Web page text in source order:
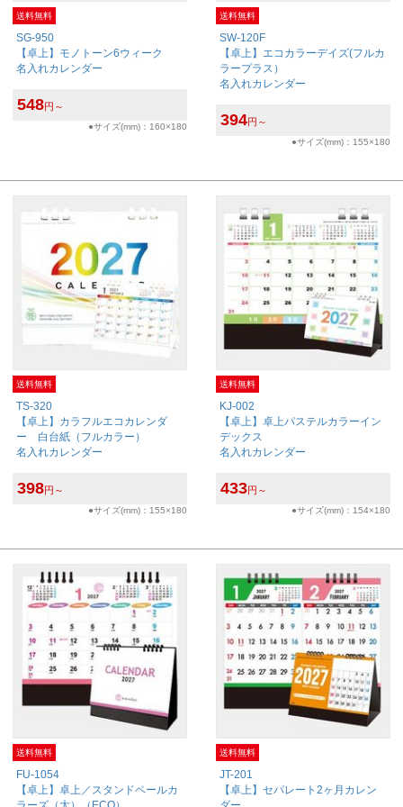
送料無料
SG-950
【卓上】モノトーン6ウィーク
名入れカレンダー
548円～
●サイズ(mm)：160×180
送料無料
SW-120F
【卓上】エコカラーデイズ(フルカ
ラープラス）
名入れカレンダー
394円～
●サイズ(mm)：155×180
送料無料
TS-320
【卓上】カラフルエコカレンダ
ー 白台紙（フルカラー）
名入れカレンダー
398円～
●サイズ(mm)：155×180
送料無料
KJ-002
【卓上】卓上パステルカラーイン
デックス
名入れカレンダー
433円～
●サイズ(mm)：154×180
送料無料
FU-1054
【卓上】卓上／スタンドペールカ
送料無料
JT-201
【卓上】セパレート2ヶ月カレン